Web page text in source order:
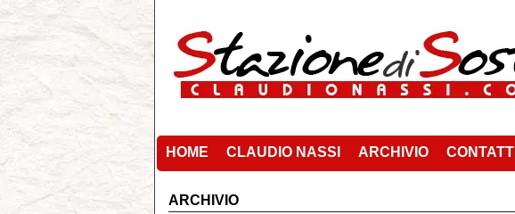
HOME CLAUDIO NASSI ARCHIVIO CONTATTI
ARCHIVIO